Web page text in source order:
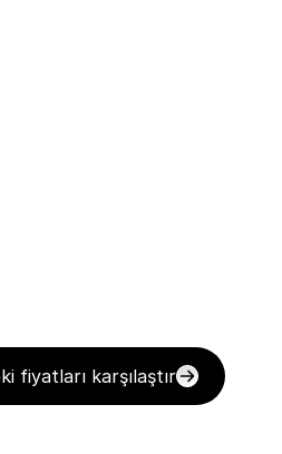
fiyatları karşılaştır